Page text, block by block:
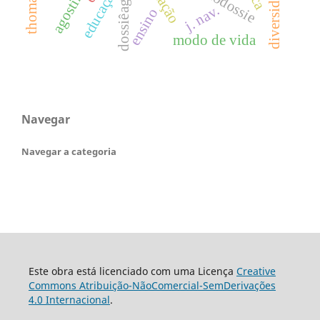
j. nav.
modo de vida
educaçãoensino
Navegar
Navegar a categoria
Este obra está licenciado com uma Licença Creative
Commons Atribuição-NãoComercial-SemDerivações
4.0 Internacional.